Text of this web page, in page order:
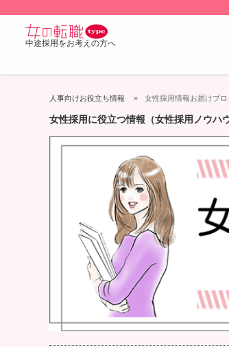
中途採用をお考えの方へ
人事向けお役立ち情報 女性採用情報お届けブロ
女性採用に役立つ情報（女性採用ノウハ